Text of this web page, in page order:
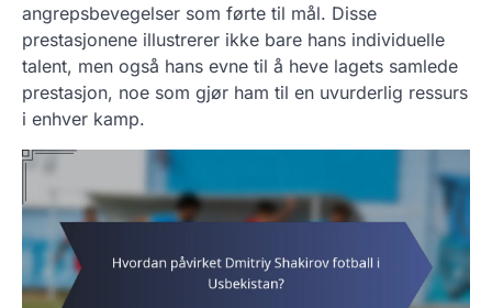
angrepsbevegelser som førte til mål. Disse
prestasjonene illustrerer ikke bare hans individuelle
talent, men også hans evne til å heve lagets samlede
prestasjon, noe som gjør ham til en uvurderlig ressurs
i enhver kamp.